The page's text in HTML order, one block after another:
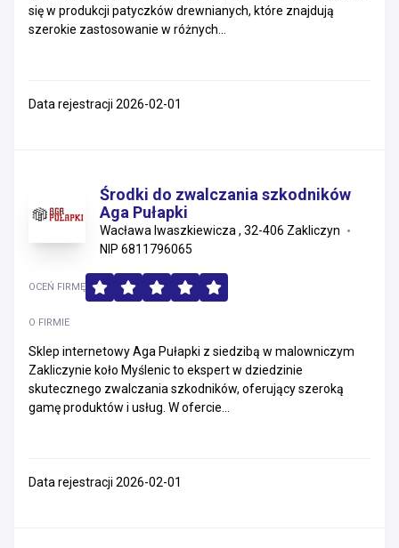
się w produkcji patyczków drewnianych, które znajdują
szerokie zastosowanie w różnych...
Data rejestracji 2026-02-01
Środki do zwalczania szkodników
Aga Pułapki
Wacława Iwaszkiewicza , 32-406 Zakliczyn
NIP 6811796065
O FIRMIE
Sklep internetowy Aga Pułapki z siedzibą w malowniczym
Zakliczynie koło Myślenic to ekspert w dziedzinie
skutecznego zwalczania szkodników, oferujący szeroką
gamę produktów i usług. W ofercie...
OCEŃ FIRMĘ
Data rejestracji 2026-02-01